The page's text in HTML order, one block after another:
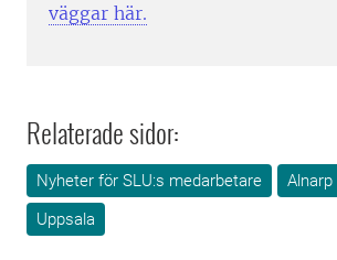
väggar här.
Relaterade sidor:
Nyheter för SLU:s medarbetare Alnarp
Uppsala